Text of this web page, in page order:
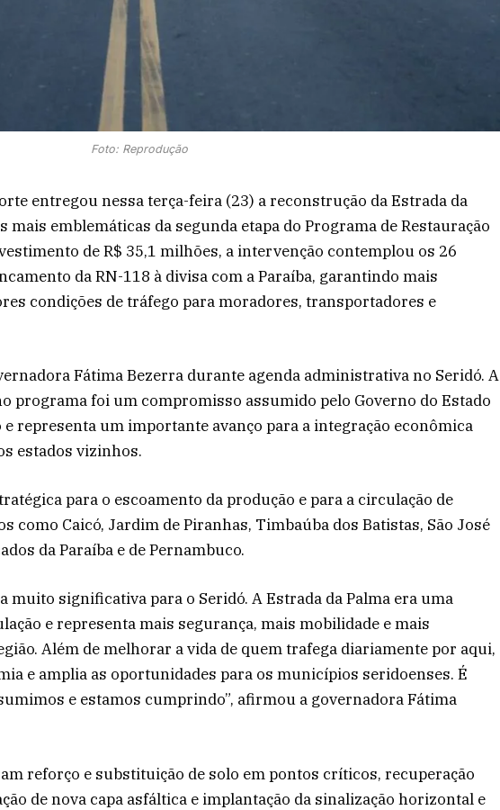
Foto: Reprodução
entregou nessa terça-feira (23) a reconstrução da Estrada da
mais emblemáticas da segunda etapa do Programa de Restauração
de R$ 35,1 milhões, a intervenção contemplou os 26
da RN-118 à divisa com a Paraíba, garantindo mais
condições de tráfego para moradores, transportadores e
Fátima Bezerra durante agenda administrativa no Seridó. A
programa foi um compromisso assumido pelo Governo do Estado
representa um importante avanço para a integração econômica
estados vizinhos.
para o escoamento da produção e para a circulação de
como Caicó, Jardim de Piranhas, Timbaúba dos Batistas, São José
da Paraíba e de Pernambuco.
muito significativa para o Seridó. A Estrada da Palma era uma
e representa mais segurança, mais mobilidade e mais
Além de melhorar a vida de quem trafega diariamente por aqui,
e amplia as oportunidades para os municípios seridoenses. É
e estamos cumprindo”, afirmou a governadora Fátima
reforço e substituição de solo em pontos críticos, recuperação
de nova capa asfáltica e implantação da sinalização horizontal e